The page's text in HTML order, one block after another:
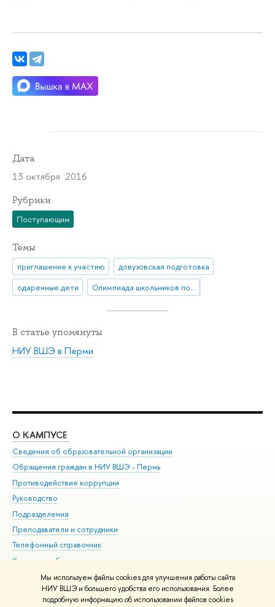
Мы используем файлы cookies для улучшения работы сайта
НИУ ВШЭ и большего удобства его использования. Более
подробную информацию об использовании файлов cookies
Дата
13 октября 2016
Рубрики
Поступающим
Темы
приглашение к участию
довузовская подготовка
одаренные дети
Олимпиада школьников по экономике
В статье упомянуты
НИУ ВШЭ в Перми
О КАМПУСЕ
Сведения об образовательной организации
Обращения граждан в НИУ ВШЭ - Пермь
Противодействие коррупции
Руководство
Подразделения
Преподаватели и сотрудники
Телефонный справочник
Корпуса и общежития
ВШЭ для студентов с ограниченными возможностями
здоровья и инвалидностью
Единая платежная страница